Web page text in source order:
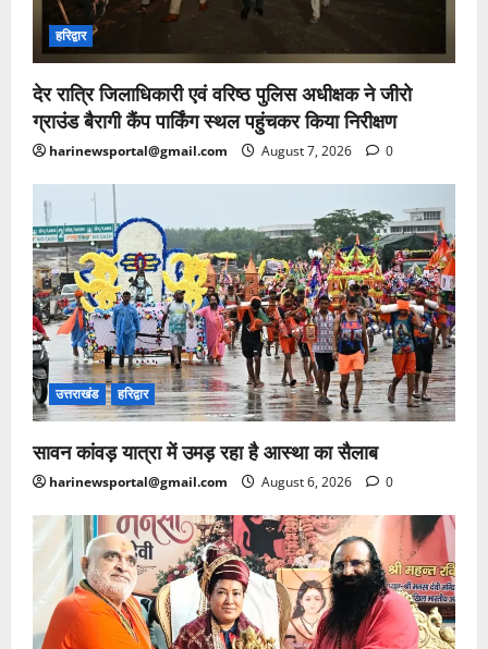
हरिद्वार
देर रात्रि जिलाधिकारी एवं वरिष्ठ पुलिस अधीक्षक ने जीरो
ग्राउंड बैरागी कैंप पार्किंग स्थल पहुंचकर किया निरीक्षण
harinewsportal@gmail.com August 7, 2026 0
उत्तराखंड हरिद्वार
सावन कांवड़ यात्रा में उमड़ रहा है आस्था का सैलाब
harinewsportal@gmail.com August 6, 2026 0